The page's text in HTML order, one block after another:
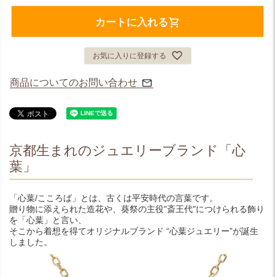
カートに入れる
お気に入りに登録する
商品についてのお問い合わせ
京都生まれのジュエリーブランド「心
葉」
「心葉/こころば」とは、古くは平安時代の言葉です。
贈り物に添えられた造花や、葵祭の主役"斎王代"につけられる飾り
を「心葉」と言い、
そこから着想を得てオリジナルブランド “心葉ジュエリー”が誕生
しました。